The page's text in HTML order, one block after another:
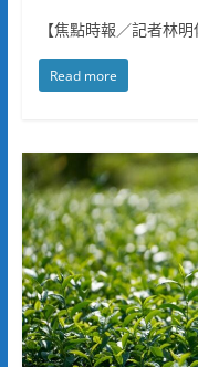
【焦點時報／記者林
Read more